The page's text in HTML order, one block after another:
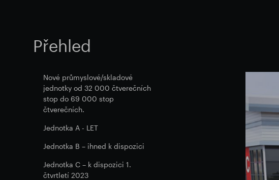
Přehled
Nové průmyslové/skladové
jednotky od 32 000 čtverečních
stop do 69 000 stop
čtverečních.
Jednotka A - LET
Jednotka B – ihned k dispozici
Jednotka C – k dispozici 1.
čtvrtletí 2023